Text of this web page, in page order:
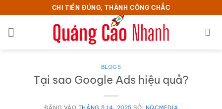
qua
nội
CHI TIỀN ĐÚNG, THÀNH CÔNG CHẮC
BLOGS
Tại sao Google Ads hiệu quả?
ĐĂNG VÀO THÁNG 5 14, 2025 BỞI NQCMEDIA